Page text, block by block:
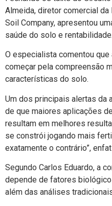
Almeida, diretor comercial
Soil Company, apresentou
saúde do solo e rentabilidade.
O especialista comentou
começar pela compreensão
características do solo.
Um dos principais alertas da
de que maiores aplicações
resultam em melhores
se constrói jogando mais
exatamente o contrário”,
Segundo Carlos Eduardo, a
depende de fatores
além das análises